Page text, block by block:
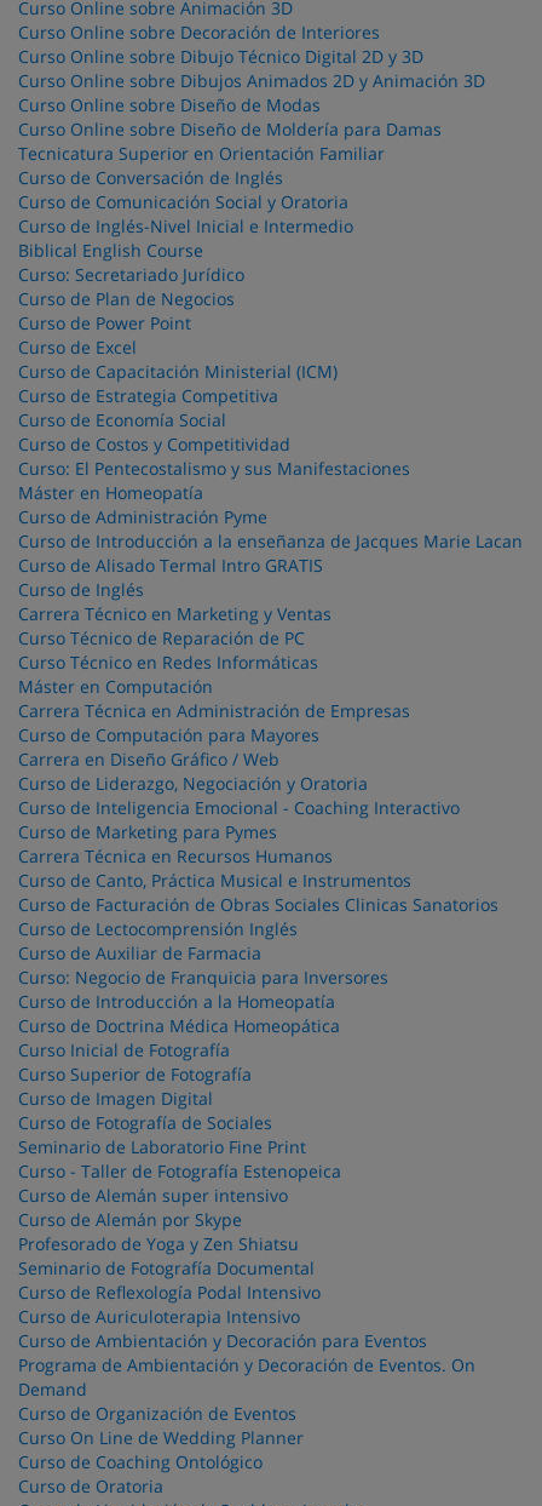
Curso Online sobre Animación 3D
Curso Online sobre Decoración de Interiores
Curso Online sobre Dibujo Técnico Digital 2D y 3D
Curso Online sobre Dibujos Animados 2D y Animación 3D
Curso Online sobre Diseño de Modas
Curso Online sobre Diseño de Moldería para Damas
Tecnicatura Superior en Orientación Familiar
Curso de Conversación de Inglés
Curso de Comunicación Social y Oratoria
Curso de Inglés-Nivel Inicial e Intermedio
Biblical English Course
Curso: Secretariado Jurídico
Curso de Plan de Negocios
Curso de Power Point
Curso de Excel
Curso de Capacitación Ministerial (ICM)
Curso de Estrategia Competitiva
Curso de Economía Social
Curso de Costos y Competitividad
Curso: El Pentecostalismo y sus Manifestaciones
Máster en Homeopatía
Curso de Administración Pyme
Curso de Introducción a la enseñanza de Jacques Marie Lacan
Curso de Alisado Termal Intro GRATIS
Curso de Inglés
Carrera Técnico en Marketing y Ventas
Curso Técnico de Reparación de PC
Curso Técnico en Redes Informáticas
Máster en Computación
Carrera Técnica en Administración de Empresas
Curso de Computación para Mayores
Carrera en Diseño Gráfico / Web
Curso de Liderazgo, Negociación y Oratoria
Curso de Inteligencia Emocional - Coaching Interactivo
Curso de Marketing para Pymes
Carrera Técnica en Recursos Humanos
Curso de Canto, Práctica Musical e Instrumentos
Curso de Facturación de Obras Sociales Clinicas Sanatorios
Curso de Lectocomprensión Inglés
Curso de Auxiliar de Farmacia
Curso: Negocio de Franquicia para Inversores
Curso de Introducción a la Homeopatía
Curso de Doctrina Médica Homeopática
Curso Inicial de Fotografía
Curso Superior de Fotografía
Curso de Imagen Digital
Curso de Fotografía de Sociales
Seminario de Laboratorio Fine Print
Curso - Taller de Fotografía Estenopeica
Curso de Alemán super intensivo
Curso de Alemán por Skype
Profesorado de Yoga y Zen Shiatsu
Seminario de Fotografía Documental
Curso de Reflexología Podal Intensivo
Curso de Auriculoterapia Intensivo
Curso de Ambientación y Decoración para Eventos
Programa de Ambientación y Decoración de Eventos. On
Demand
Curso de Organización de Eventos
Curso On Line de Wedding Planner
Curso de Coaching Ontológico
Curso de Oratoria